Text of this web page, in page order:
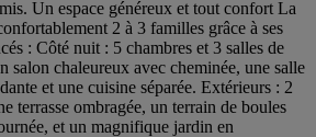
Un espace généreux et tout confort La
2 à 3 familles grâce à ses
: Côté nuit : 5 chambres et 3 salles de
salon chaleureux avec cheminée, une salle
et une cuisine séparée. Extérieurs : 2
terrasse ombragée, un terrain de boules
et un magnifique jardin en